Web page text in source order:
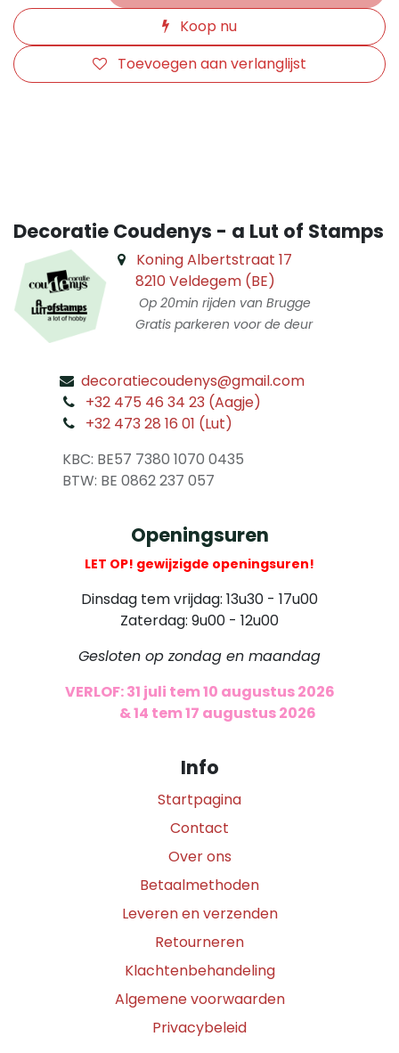
Koop nu
Toevoegen aan verlanglijst
Decoratie Coudenys - a Lut of Stamps
Koning Albertstraat 17
8210 Veldegem (BE)
Op 20min rijden van Brugge
Gratis parkeren voor de deur
decoratiecoudenys@gmail.com
+32 475 46 34 23 (Aagje)
+32 473 28 16 01 (Lut)
KBC: BE57 7380 1070 0435
​ BTW: BE 0862 237 057
Openingsuren
LET OP! gewijzigde openingsuren!
Dinsdag tem vrijdag: 13u30 - 17u00
Zaterdag: 9u00 - 12u00
Gesloten op zondag en maandag
VERLOF: 31 juli tem 10 augustus 2026
& 14 tem 17 augustus 2026
Info
Startpagina
Contact
Over ons
Betaalmethoden
Leveren en verzenden
Retourneren
Klachtenbehandeling
Algemene voorwaarden
Privacybeleid